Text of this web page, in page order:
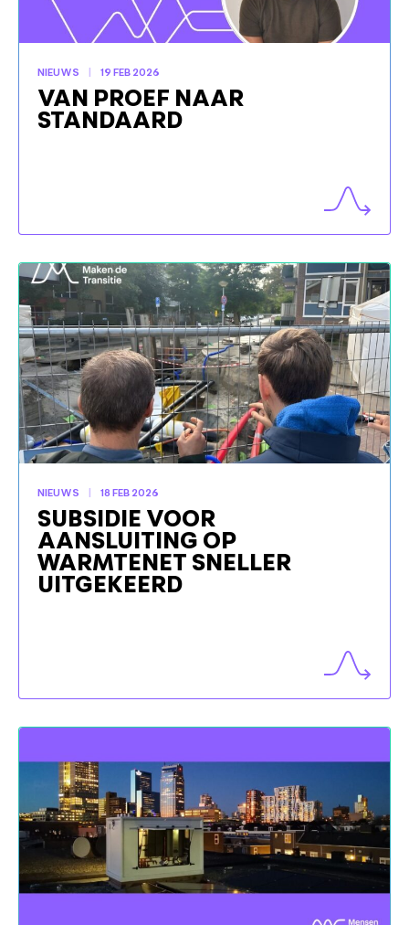
NIEUWS 19 FEB 2026
VAN PROEF NAAR
STANDAARD
NIEUWS 18 FEB 2026
SUBSIDIE VOOR
AANSLUITING OP
WARMTENET SNELLER
UITGEKEERD